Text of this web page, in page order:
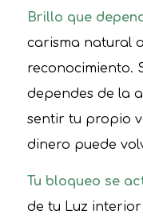
Brillo que
carisma natural
reconocimiento.
dependes de la
sentir tu propio
dinero puede
Tu bloqueo se
de tu Luz